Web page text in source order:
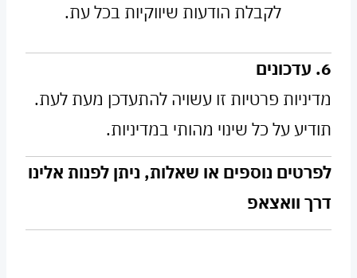
לקבלת הודעות שיווקיות בכל עת.
6. עדכונים
מדיניות פרטיות זו עשויה להתעדכן מעת לעת.
תודיע על כל שינוי מהותי במדיניות.
לפרטים נוספים או שאלות, ניתן לפנות אלינו
דרך וואצאפ